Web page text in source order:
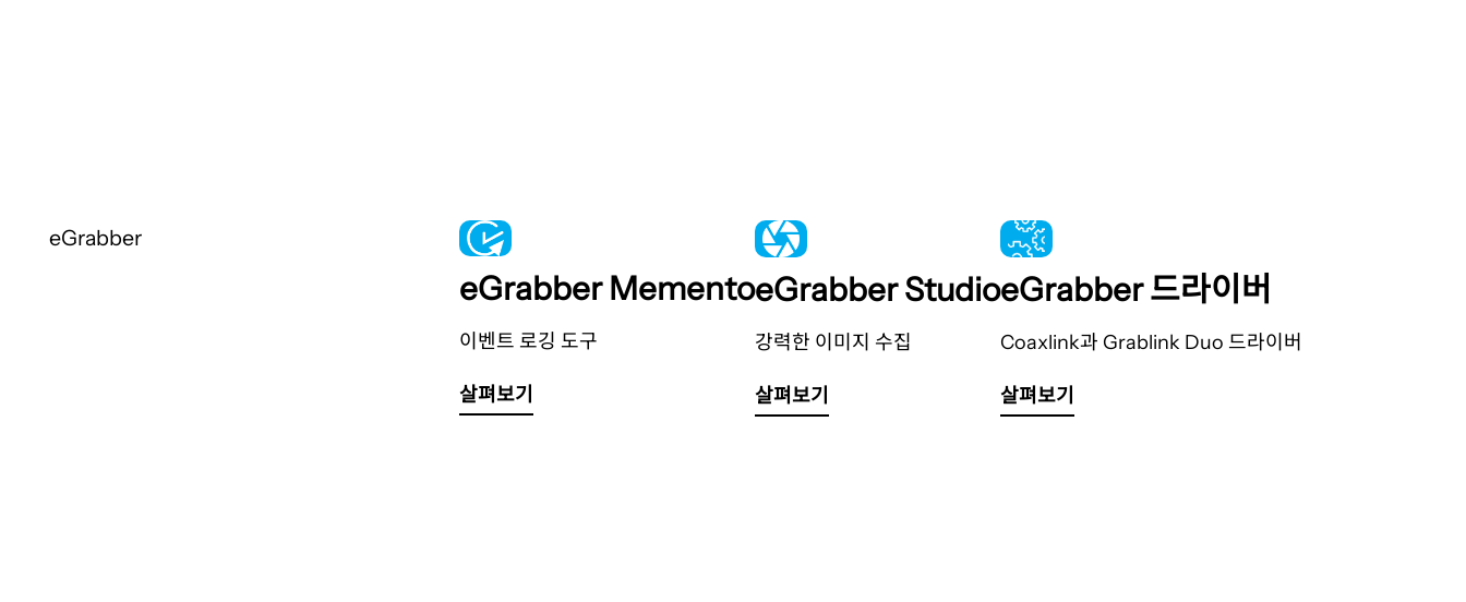
eGrabber
eGrabber Memento
이벤트 로깅 도구
살펴보기
eGrabber Studio
강력한 이미지 수집
살펴보기
eGrabber 드라이버
Coaxlink과 Grablink Duo 드라이버
살펴보기